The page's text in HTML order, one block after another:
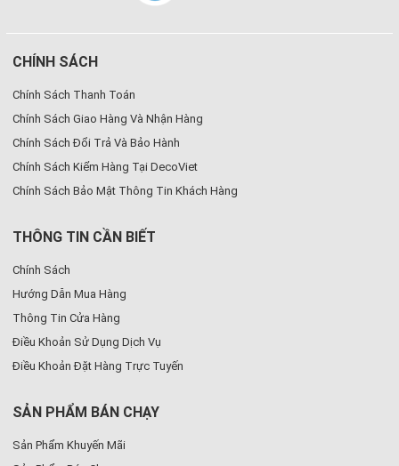
CHÍNH SÁCH
Chính Sách Thanh Toán
Chính Sách Giao Hàng Và Nhận Hàng
Chính Sách Đổi Trả Và Bảo Hành
Chính Sách Kiểm Hàng Tại DecoViet
Chính Sách Bảo Mật Thông Tin Khách Hàng
THÔNG TIN CẦN BIẾT
Chính Sách
Hướng Dẫn Mua Hàng
Thông Tin Cửa Hàng
Điều Khoản Sử Dụng Dịch Vụ
Điều Khoản Đặt Hàng Trực Tuyến
SẢN PHẨM BÁN CHẠY
Sản Phẩm Khuyến Mãi